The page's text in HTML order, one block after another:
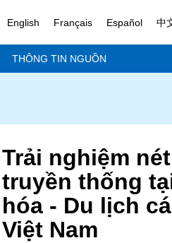
English Français Español 中
THÔNG TIN NGUỒN
Trải nghiệm
truyền thống
hóa - Du lịch
Việt Nam